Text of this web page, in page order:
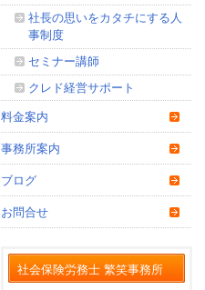
社長の思いをカタチにする人
事制度
セミナー講師
クレド経営サポート
料金案内
事務所案内
ブログ
お問合せ
社会保険労務士 繁笑事務所